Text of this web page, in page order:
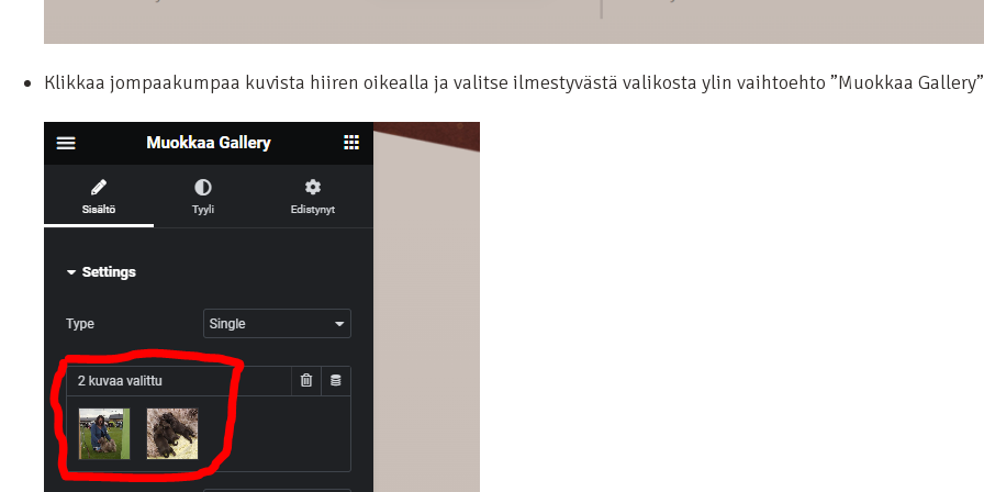
Klikkaa jompaakumpaa kuvista hiiren oikealla ja valitse ilmestyvästä valikosta ylin vaihtoehto ”Muokkaa